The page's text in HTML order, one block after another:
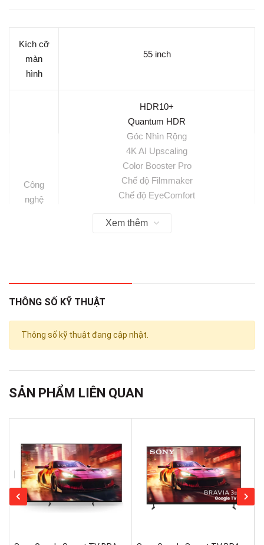
Kích cỡ
màn
hình
55 inch
Công
nghệ
HDR10+
Quantum HDR
Góc Nhìn Rộng
4K AI Upscaling
Color Booster Pro
Chế độ Filmmaker
Chế độ EyeComfort
Tương phản dual LED
Tối Ưu Hóa Độ Sáng HDR
Độ
giải
4K
màn
Tần số
quét
100Hz
Xem thêm
THÔNG SỐ KỸ THUẬT
Thông số kỹ thuật đang cập nhật.
SẢN PHẨM LIÊN QUAN